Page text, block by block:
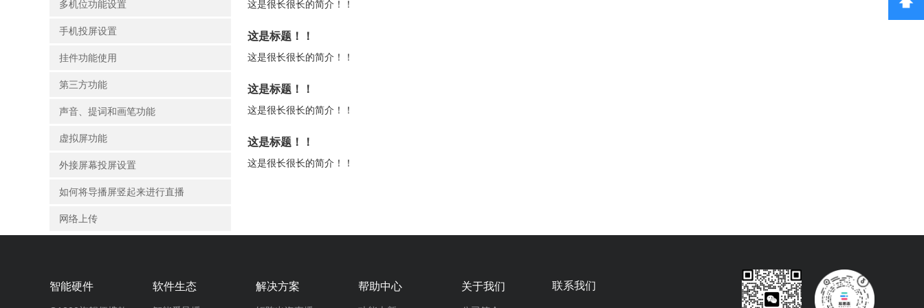
多机位功能设置
手机投屏设置
挂件功能使用
第三方功能
声音、提词和画笔功能
虚拟屏功能
外接屏幕投屏设置
如何将导播屏竖起来进行直播
网络上传
这是很长很长的简介！！
这是标题！！
这是很长很长的简介！！
这是标题！！
这是很长很长的简介！！
这是标题！！
这是很长很长的简介！！
联系我们
智能硬件 软件生态 解决方案 帮助中心 关于我们